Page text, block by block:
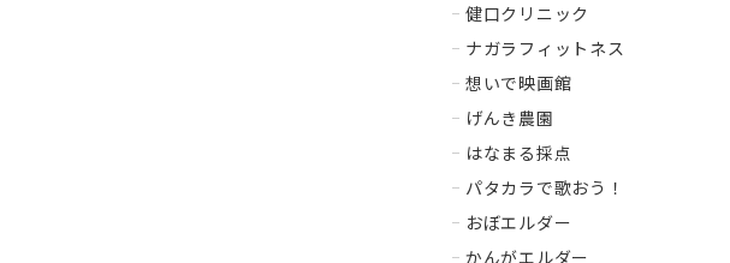
健口クリニック
ナガラフィットネス
想いで映画館
げんき農園
はなまる採点
パタカラで歌おう！
おぼエルダー
かんがエルダー